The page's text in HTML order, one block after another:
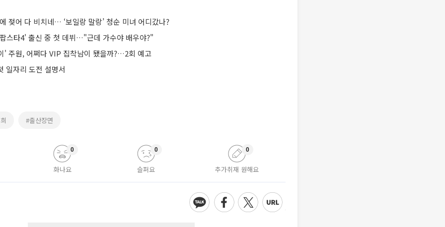
젖어 다 비치네… ‘보일랑 말랑’ 청순 미녀 어디갔나?
스타4' 출신 중 첫 데뷔…"근데 가수야 배우야?"
' 주원, 어쩌다 VIP 집착남이 됐을까?…2회 예고
일자리 도전 설명서
#출산장면
화나요
0
슬퍼요
0
추가취재 원해요
0